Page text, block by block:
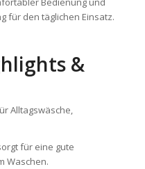
für den täglichen Einsatz.
&
Alltagswäsche,
für eine gute
Waschen.